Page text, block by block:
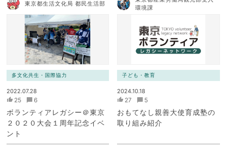
東京都生活文化局 都民生活部
多文化共生・国際協力
2022.07.28
25 6
ボランティアレガシー＠東京
２０２０大会１周年記念イベ
ント
環境課
子ども・教育
2024.10.18
27 5
おもてなし親善大使育成塾の
取り組み紹介